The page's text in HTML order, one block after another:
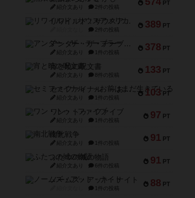
PT
紹介文あり 2件の投稿
389 PT
リワイルド：サウスアメリカ
2件の投稿
378 PT
アンダー・ザ・テーブラー
紹介文あり 1件の投稿
133 PT
宵と暁の呪文書
紹介文あり 8件の投稿
103 PT
セミファイナル ～お前はまだ生きている～
紹介文あり 1件の投稿
97 PT
ワン・トゥ・ファイブ
紹介文あり 1件の投稿
91 PT
南北戦争
紹介文あり 1件の投稿
91 PT
ふたつの城の物語
紹介文あり 6件の投稿
88 PT
ノームズ・アット・ナイト
1件の投稿